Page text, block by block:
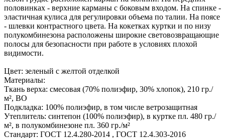
половинках - верхние карманы с боковым входом. На спинке -
эластичная кулиса для регулировки объема по талии. На поясе
- шлевки контрастного цвета. На кокетках куртки и по низу
полукомбинезона расположены широкие световозвращающие
полосы для безопасности при работе в условиях плохой
видимости.
Цвет: зеленый с желтой отделкой
Материалы:
Ткань верха: смесовая (70% полиэфир, 30% хлопок), 210 гр./
м², ВО
Подкладка: 100% полиэфир, в том числе ветрозащитная
Утеплитель: синтепон (100% полиэфир), в куртке пл. 480 гр./
м², в полукомбинезоне пл. 360 гр./м²
Стандарт: ГОСТ 12.4.280-2014 , ГОСТ 12.4.303-2016